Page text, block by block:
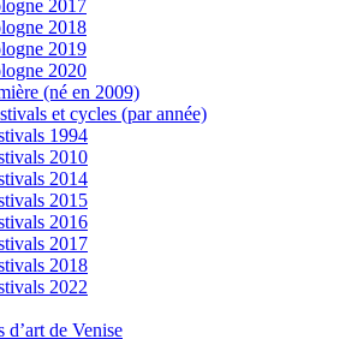
2017
2018
2019
2020
(né en 2009)
et cycles (par année)
1994
2010
2014
2015
2016
2017
2018
2022
d’art de Venise